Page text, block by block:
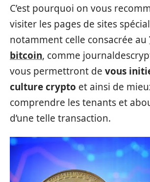
C’est pourquoi on vous
visiter les pages de sites
notamment celle consacrée au
bitcoin, comme
vous permettront de vous
culture crypto et ainsi de
comprendre les tenants et
d’une telle transaction.